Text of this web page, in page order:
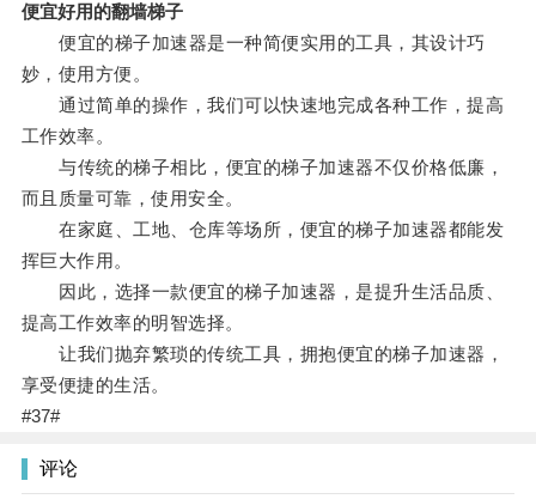
便宜好用的翻墙梯子
便宜的梯子加速器是一种简便实用的工具，其设计巧
妙，使用方便。
通过简单的操作，我们可以快速地完成各种工作，提高
工作效率。
与传统的梯子相比，便宜的梯子加速器不仅价格低廉，
而且质量可靠，使用安全。
在家庭、工地、仓库等场所，便宜的梯子加速器都能发
挥巨大作用。
因此，选择一款便宜的梯子加速器，是提升生活品质、
提高工作效率的明智选择。
让我们抛弃繁琐的传统工具，拥抱便宜的梯子加速器，
享受便捷的生活。
#37#
评论